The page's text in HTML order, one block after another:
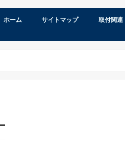
ホーム サイトマップ 取付関連